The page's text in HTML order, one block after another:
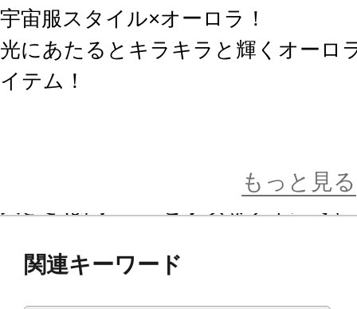
宇宙服スタイル×オーロラ！
光にあたるとキラキラと輝くオーロ
イテム！
デフォルメされたアイドルたちと一
もっと見る
関連キーワード